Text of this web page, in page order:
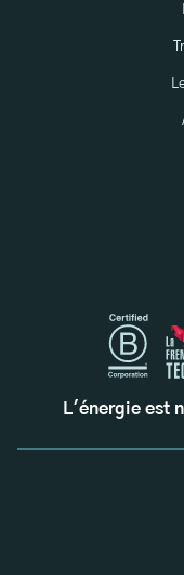
L'énergie est